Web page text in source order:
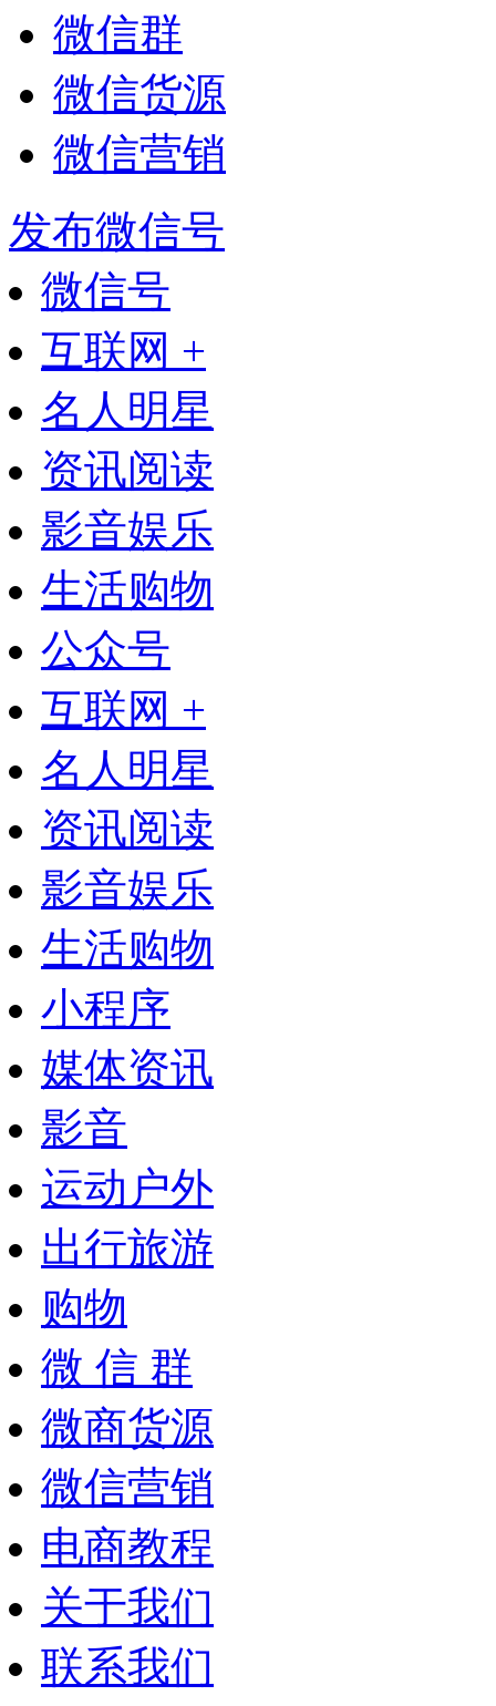
微信群
微信货源
微信营销
发布微信号
微信号
互联网 +
名人明星
资讯阅读
影音娱乐
生活购物
公众号
互联网 +
名人明星
资讯阅读
影音娱乐
生活购物
小程序
媒体资讯
影音
运动户外
出行旅游
购物
微 信 群
微商货源
微信营销
电商教程
关于我们
联系我们